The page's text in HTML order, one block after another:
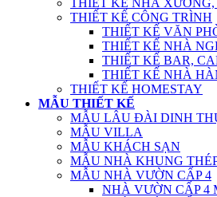
THIẾT KẾ NHÀ
THIẾT KẾ CÔNG TRÌNH
THIẾT KẾ VĂN
THIẾT KẾ NHÀ
THIẾT KẾ BAR,
THIẾT KẾ NHÀ
THIẾT KẾ HOMESTAY
MẪU THIẾT KẾ
MẪU LÂU ĐÀI DINH
MẪU VILLA
MẪU KHÁCH SẠN
MẪU NHÀ KHUNG
MẪU NHÀ VƯỜN CẤP 4
NHÀ VƯỜN CẤP 4